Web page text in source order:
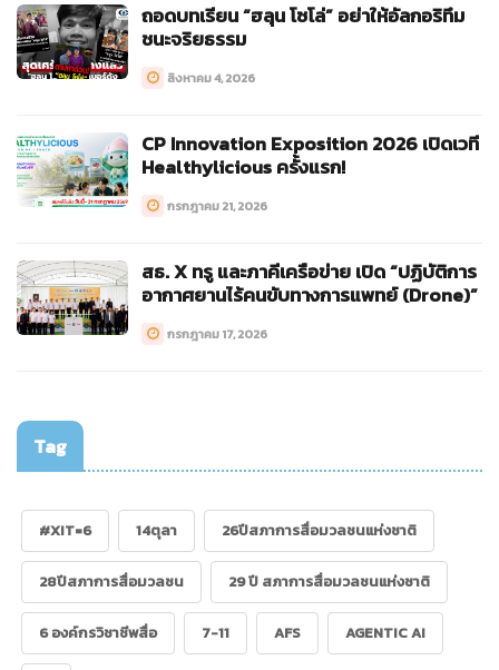
ถอดบทเรียน “ฮลุน โซโล่” อย่าให้อัลกอริทึม
ชนะจริยธรรม
สิงหาคม 4, 2026
CP Innovation Exposition 2026 เปิดเวที
Healthylicious ครั้งแรก!
กรกฎาคม 21, 2026
สธ. X ทรู และภาคีเครือข่าย เปิด “ปฏิบัติการ
อากาศยานไร้คนขับทางการแพทย์ (Drone)”
กรกฎาคม 17, 2026
Tag
#XIT=6 14ตุลา 26ปีสภาการสื่อมวลชนแห่งชาติ
28ปีสภาการสื่อมวลชน 29 ปี สภาการสื่อมวลชนแห่งชาติ
6 องค์กรวิชาชีพสื่อ 7-11 AFS AGENTIC AI